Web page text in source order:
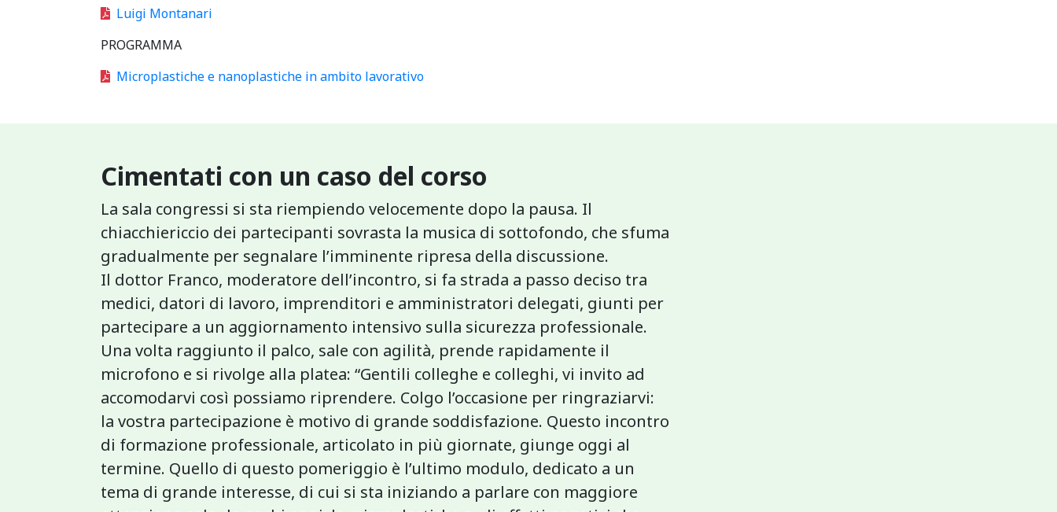
Luigi Montanari
PROGRAMMA
Microplastiche e nanoplastiche in ambito lavorativo
Cimentati con un caso del corso
La sala congressi si sta riempiendo velocemente dopo la pausa. Il
chiacchiericcio dei partecipanti sovrasta la musica di sottofondo, che sfuma
gradualmente per segnalare l’imminente ripresa della discussione.
Il dottor Franco, moderatore dell’incontro, si fa strada a passo deciso tra
medici, datori di lavoro, imprenditori e amministratori delegati, giunti per
partecipare a un aggiornamento intensivo sulla sicurezza professionale.
Una volta raggiunto il palco, sale con agilità, prende rapidamente il
microfono e si rivolge alla platea: “Gentili colleghe e colleghi, vi invito ad
accomodarvi così possiamo riprendere. Colgo l’occasione per ringraziarvi:
la vostra partecipazione è motivo di grande soddisfazione. Questo incontro
di formazione professionale, articolato in più giornate, giunge oggi al
termine. Quello di questo pomeriggio è l’ultimo modulo, dedicato a un
tema di grande interesse, di cui si sta iniziando a parlare con maggiore